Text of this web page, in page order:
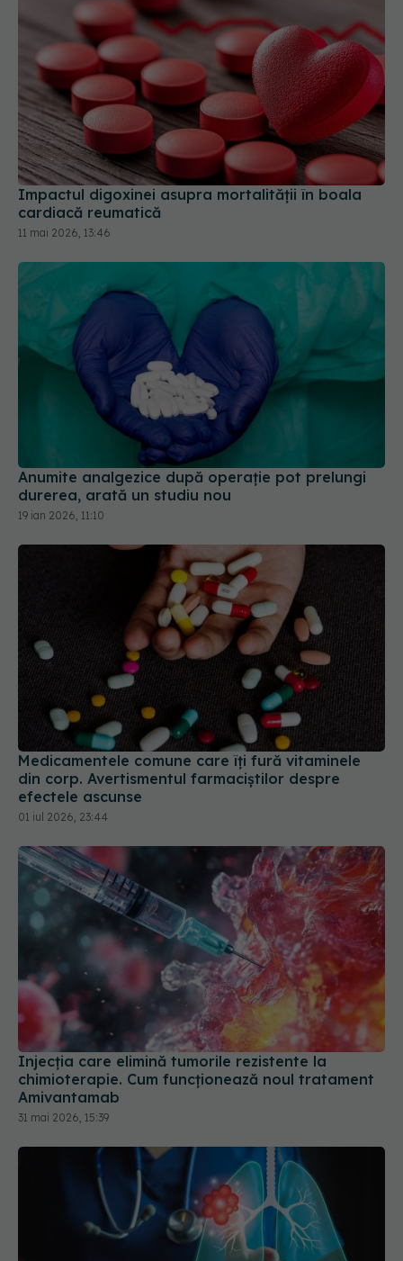
Impactul digoxinei asupra mortalității în boala
cardiacă reumatică
11 mai 2026, 13:46
Anumite analgezice după operație pot prelungi
durerea, arată un studiu nou
19 ian 2026, 11:10
Medicamentele comune care îți fură vitaminele
din corp. Avertismentul farmaciștilor despre
efectele ascunse
01 iul 2026, 23:44
Injecția care elimină tumorile rezistente la
chimioterapie. Cum funcționează noul tratament
Amivantamab
31 mai 2026, 15:39